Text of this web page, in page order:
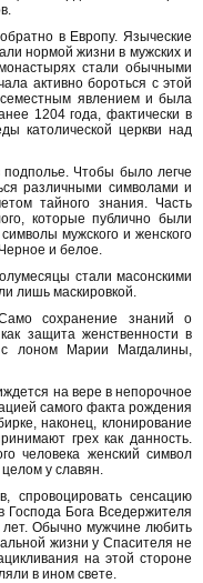
в Европу. Языческие
нормой жизни в мужских и
стали обычными
активно бороться с этой
явлением и была
1204 года, фактически в
католической церкви над
Чтобы было легче
различными символами и
тайного знания. Часть
которые публично были
мужского и женского
и белое.
стали масонскими
лишь маскировкой.
сохранение знаний о
защита женственности в
с лоном Марии Магдалины,
на вере в непорочное
самого факта рождения
наконец, клонирование
грех как данность.
человека женский символ
у славян.
спровоцировать сенсацию
Бога Вседержителя
лет. Обычно мужчине любить
жизни у Спасителя не
на этой стороне
в ином свете.